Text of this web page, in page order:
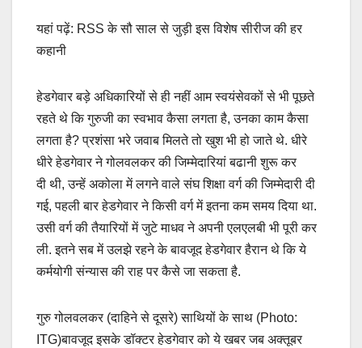
यहां पढ़ें: RSS के सौ साल से जुड़ी इस विशेष सीरीज की हर
कहानी
हेडगेवार बड़े अधिकारियों से ही नहीं आम स्वयंसेवकों से भी पूछते
रहते थे कि गुरुजी का स्वभाव कैसा लगता है, उनका काम कैसा
लगता है? प्रशंसा भरे जवाब मिलते तो खुश भी हो जाते थे. धीरे
धीरे हेडगेवार ने गोलवलकर की जिम्मेदारियां बढानी शुरू कर
दी थी, उन्हें अकोला में लगने वाले संघ शिक्षा वर्ग की जिम्मेदारी दी
गई, पहली बार हेडगेवार ने किसी वर्ग में इतना कम समय दिया था.
उसी वर्ग की तैयारियों में जुटे माधव ने अपनी एलएलबी भी पूरी कर
ली. इतने सब में उलझे रहने के बावजूद हेडगेवार हैरान थे कि ये
कर्मयोगी संन्यास की राह पर कैसे जा सकता है.
गुरु गोलवलकर (दाहिने से दूसरे) साथियों के साथ (Photo:
ITG)बावजूद इसके डॉक्टर हेडगेवार को ये खबर जब अक्तूबर